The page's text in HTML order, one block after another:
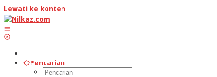
Lewati ke konten
Pencarian